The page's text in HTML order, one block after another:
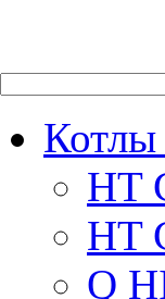
Котлы
HT
HT
Q